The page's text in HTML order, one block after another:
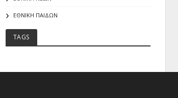
ΕΘΝΙΚΗ ΠΑΙΔΩΝ
TAGS